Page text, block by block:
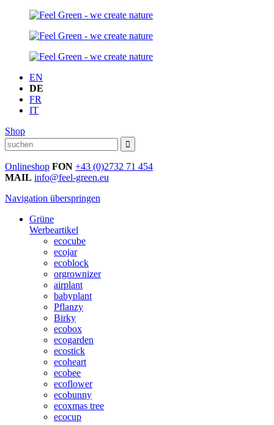
EN
DE
FR
IT
Shop
Onlineshop FON +43 (0)2732 71 454
MAIL info@feel-green.eu
Navigation überspringen
Grüne
Werbeartikel
ecocube
ecojar
ecoblock
orgrownizer
airplant
babyplant
Pflanzy
Birky
ecobox
ecogarden
ecostick
ecoheart
ecobee
ecoflower
ecobunny
ecoxmas tree
ecocup